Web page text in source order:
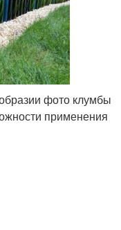
для пластиковых
бутылок
из пластиковых
бутылок
фото клумбы
применения